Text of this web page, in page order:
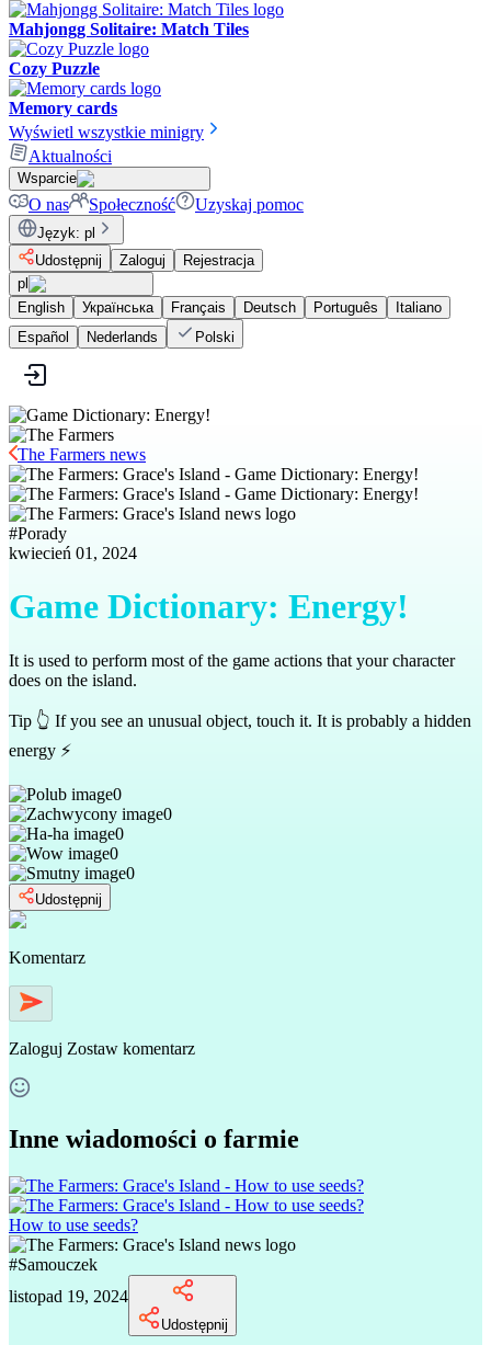
Mahjongg Solitaire: Match Tiles
Cozy Puzzle
Memory cards
Wyświetl wszystkie minigry
Aktualności
Wsparcie
O nas Społeczność Uzyskaj pomoc
Język: pl
Udostępnij
Zaloguj
Rejestracja
pl
English
Українська Français Deutsch Português
Italiano
Español
Nederlands Polski
The Farmers news
#Porady
kwiecień 01, 2024
Game Dictionary: Energy!
It is used to perform most of the game actions that your character
does on the island.
Tip 👆 If you see an unusual object, touch it. It is probably a hidden
energy ⚡
0
0
0
0
0
Udostępnij
Komentarz
Zaloguj Zostaw komentarz
Inne wiadomości o farmie
How to use seeds?
#Samouczek
listopad 19, 2024
Udostępnij